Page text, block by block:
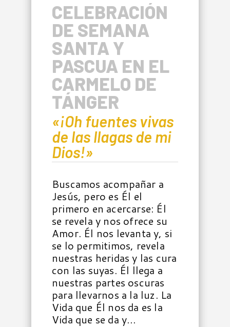
CELEBRACIÓN
DE SEMANA
SANTA Y
PASCUA EN EL
CARMELO DE
TÁNGER
«¡Oh fuentes vivas
de las llagas de mi
Dios!»
Buscamos acompañar a
Jesús, pero es Él el
primero en acercarse: Él
se revela y nos ofrece su
Amor. Él nos levanta y, si
se lo permitimos, revela
nuestras heridas y las cura
con las suyas. Él llega a
nuestras partes oscuras
para llevarnos a la luz. La
Vida que Él nos da es la
Vida que se da y…